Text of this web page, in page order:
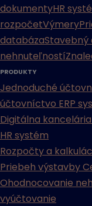
dokumentyHR
rozpočetVýmery
databázaStavebný
nehnuteľností
PRODUKTY
Jednoduché
účtovníctvo ERP
Digitálna kancelária
HR systém
Rozpočty a
Priebeh výstavby
Ohodnocovanie
vyúčtovanie